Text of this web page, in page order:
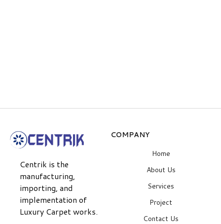
Centrik is the
manufacturing,
importing, and
implementation of
Luxury Carpet works.
COMPANY
Home
About Us
Services
Project
Contact Us